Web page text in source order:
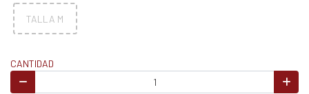
TALLA M
CANTIDAD